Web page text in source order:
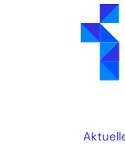
Zum Inhalt springen